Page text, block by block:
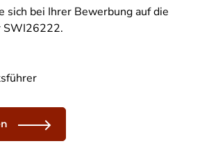
sich bei Ihrer Bewerbung auf die
SWI26222.